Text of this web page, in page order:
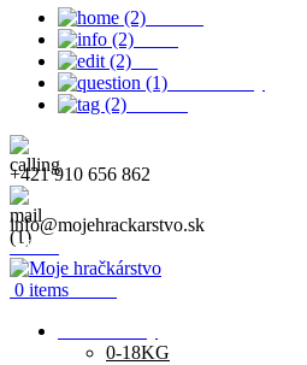
+421 910 656 862
info@mojehrackarstvo.sk
Menu
0 items
0-18KG